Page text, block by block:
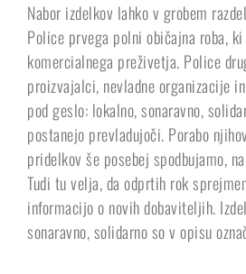
Nabor izdelkov lahko v grobem
Police prvega polni običajna roba,
komercialnega preživetja. Police
proizvajalci, nevladne organizacije
pod geslo: lokalno, sonaravno,
postanejo prevladujoči. Porabo
pridelkov še posebej spodbujamo,
Tudi tu velja, da odprtih rok
informacijo o novih dobaviteljih.
sonaravno, solidarno so v opisu